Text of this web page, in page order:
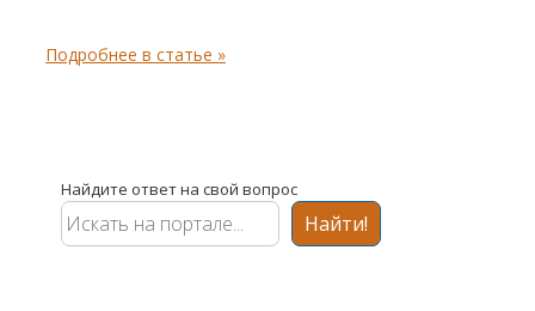
Класс365
автоматизации
управления
предприятием
Подробнее в статье »
Найдите ответ на свой вопрос
Найти!